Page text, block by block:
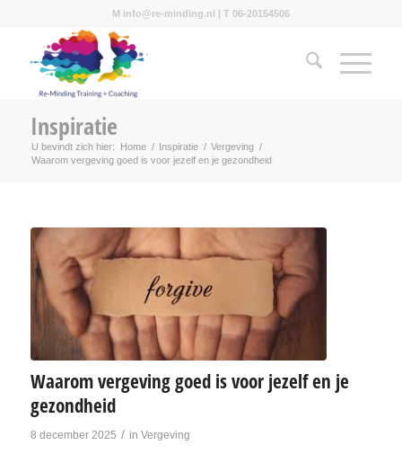
M info@re-minding.nl | T 06-20154506
Inspiratie
U bevindt zich hier: Home / Inspiratie / Vergeving /
Waarom vergeving goed is voor jezelf en je gezondheid
Waarom vergeving goed is voor jezelf en je
gezondheid
8 december 2025 / in Vergeving